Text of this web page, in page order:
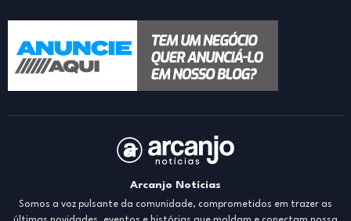
Arcanjo Notícias
Somos a voz pulsante da comunidade, comprometidos em trazer as